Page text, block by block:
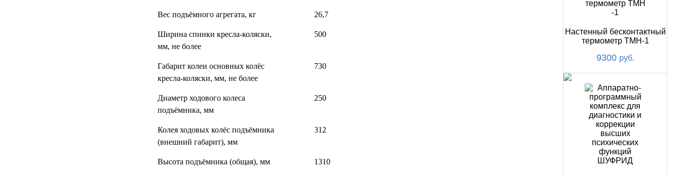
Вес подъёмного агрегата, кг 26,7
Ширина спинки кресла-коляски,
мм, не более
500
Габарит колеи основных колёс
кресла-коляски, мм, не более
730
Диаметр ходового колеса
подъёмника, мм
250
Колея ходовых колёс подъёмника
(внешний габарит), мм
312
Высота подъёмника (общая), мм 1310
Настенный бесконтактный
термометр ТМН-1
9300 руб.